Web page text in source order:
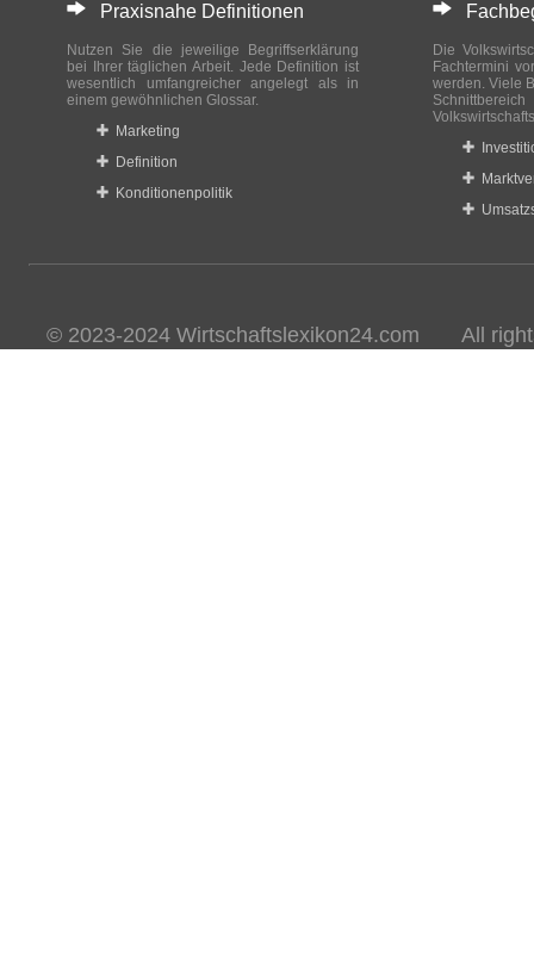
Praxisnahe Definitionen
Nutzen Sie die jeweilige Begriffserklärung
bei Ihrer täglichen Arbeit. Jede Definition ist
wesentlich umfangreicher angelegt als in
einem gewöhnlichen Glossar.
Marketing
Definition
Konditionenpolitik
Die
Fachtermini
werden. Viele
© 2023-2024 Wirtschaftslexikon24.com All